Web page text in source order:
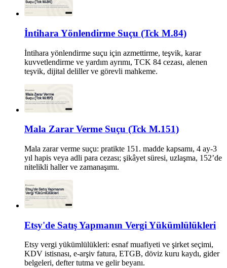
İntihara Yönlendirme Suçu (Tck M.84)
İntihara yönlendirme suçu için azmettirme, teşvik, karar
kuvvetlendirme ve yardım ayrımı, TCK 84 cezası, alenen
teşvik, dijital deliller ve görevli mahkeme.
Mala Zarar Verme Suçu (Tck M.151)
Mala zarar verme suçu: pratikte 151. madde kapsamı, 4 ay-3
yıl hapis veya adli para cezası; şikâyet süresi, uzlaşma, 152’de
nitelikli haller ve zamanaşımı.
Etsy'de Satış Yapmanın Vergi Yükümlülükleri
Etsy vergi yükümlülükleri: esnaf muafiyeti ve şirket seçimi,
KDV istisnası, e-arşiv fatura, ETGB, döviz kuru kaydı, gider
belgeleri, defter tutma ve gelir beyanı.